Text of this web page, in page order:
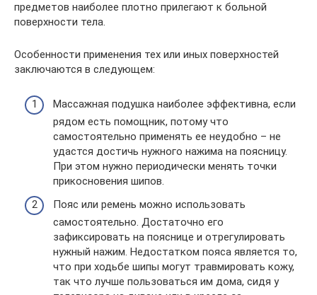
предметов наиболее плотно прилегают к больной
поверхности тела.
Особенности применения тех или иных поверхностей
заключаются в следующем:
Массажная подушка наиболее эффективна, если
рядом есть помощник, потому что
самостоятельно применять ее неудобно – не
удастся достичь нужного нажима на поясницу.
При этом нужно периодически менять точки
прикосновения шипов.
Пояс или ремень можно использовать
самостоятельно. Достаточно его
зафиксировать на пояснице и отрегулировать
нужный нажим. Недостатком пояса является то,
что при ходьбе шипы могут травмировать кожу,
так что лучше пользоваться им дома, сидя у